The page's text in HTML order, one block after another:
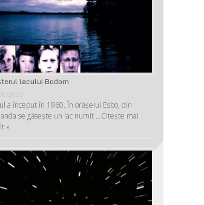
lacului Bodom
a început în 1960. În orășelul Esbo, din
se găsește un lac numit …Citește mai
»